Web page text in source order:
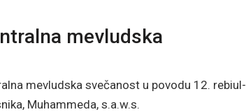
mevludska
mevludska svečanost u povodu 12. rebiul-
Muhammeda, s.a.w.s.